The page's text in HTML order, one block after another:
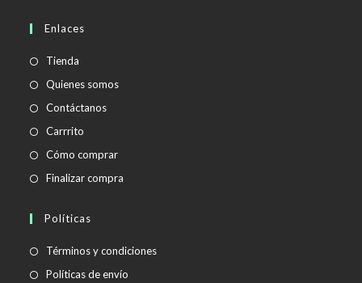
Enlaces
Tienda
Quienes somos
Contáctanos
Carrrito
Cómo comprar
Finalizar compra
Políticas
Términos y condicionesSe
Políticas de envío